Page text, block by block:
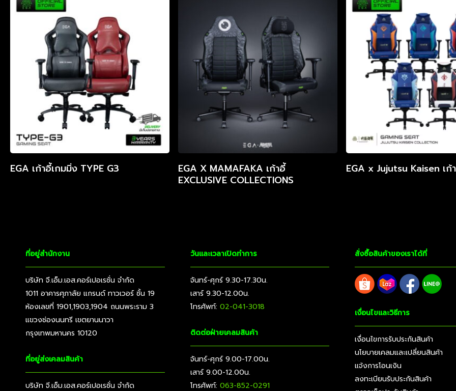
ดูโปรโมชั่น
EGA เก้าอี้เกมมิ่ง TYPE G3 ดูโปรโมชั่น
EGA X MAMAFAKA เก้าอี้
EXCLUSIVE COLLECTIONS
ดูโปรโมชั่น
EGA x Jujutsu Kaisen เก้
ที่อยู่สำนักงาน
บริษัท จี.เอ็ม.เอส.คอร์เปอเรชั่น จำกัด
1011 อาคารศุภาลัย แกรนด์ ทาวเวอร์ ชั้น 19
ห้องเลขที่ 1901,1903,1904 ถนนพระราม 3
แขวงช่องนนทรี เขตยานนาวา
กรุงเทพมหานคร 10120
ที่อยู่ส่งเคลมสินค้า
บริษัท จี.เอ็ม.เอส.คอร์เปอเรชั่น จำกัด
วันและเวลาเปิดทำการ
จันทร์-ศุกร์ 9.30-17.30น.
เสาร์ 9.30-12.00น.
โทรศัพท์: 02-041-3018
ติดต่อฝ่ายเคลมสินค้า
จันทร์-ศุกร์ 9.00-17.00น.
เสาร์ 9.00-12.00น.
โทรศัพท์: 063-852-0291
สั่งซื้อสินค้าของเราได้ที่
เงื่อนไขและวิธีการ
เงื่อนไขการรับประกันสินค้า
นโยบายเคลมและเปลี่ยนสินค้า
แจ้งการโอนเงิน
ลงทะเบียนรับประกันสินค้า